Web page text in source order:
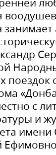
поездок
с
и